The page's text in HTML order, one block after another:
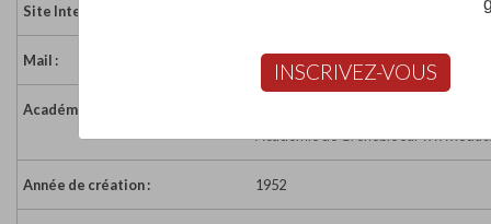
Site Internet : http://www.mfr-saintbarthelemy.org/
Mail : mfr.st-barth@mfr.asso.fr
Académie :
Académie de Grenoble sur
Année de création : 1952
INSCRIVEZ-VOUS